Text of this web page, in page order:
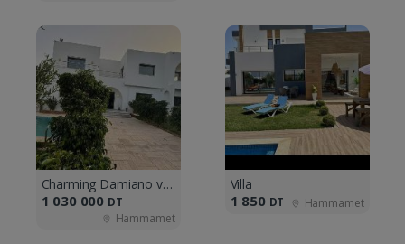
Charming Damiano villa S+5
1 030 000 DT
Hammamet
Villa
1 850 DT Hammamet